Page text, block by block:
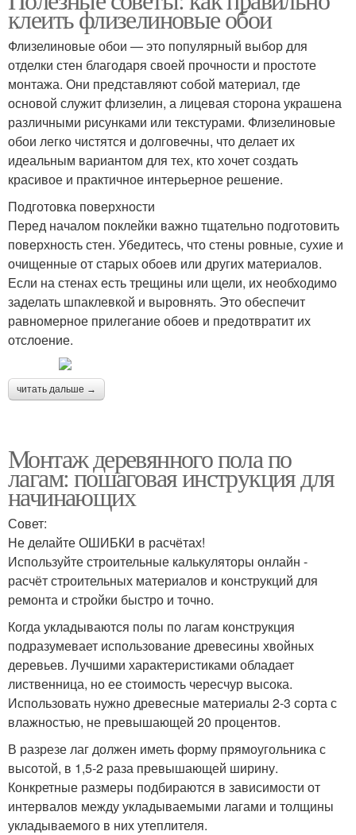
клеить флизелиновые обои
Флизелиновые обои — это популярный выбор для
отделки стен благодаря своей прочности и простоте
монтажа. Они представляют собой материал, где
основой служит флизелин, а лицевая сторона украшена
различными рисунками или текстурами. Флизелиновые
обои легко чистятся и долговечны, что делает их
идеальным вариантом для тех, кто хочет создать
красивое и практичное интерьерное решение.
Подготовка поверхности
Перед началом поклейки важно тщательно подготовить
поверхность стен. Убедитесь, что стены ровные, сухие и
очищенные от старых обоев или других материалов.
Если на стенах есть трещины или щели, их необходимо
заделать шпаклевкой и выровнять. Это обеспечит
равномерное прилегание обоев и предотвратит их
отслоение.
читать дальше →
Монтаж деревянного пола по
лагам: пошаговая инструкция для
начинающих
Совет:
Не делайте ОШИБКИ в расчётах!
Используйте строительные калькуляторы онлайн -
расчёт строительных материалов и конструкций для
ремонта и стройки быстро и точно.
Когда укладываются полы по лагам конструкция
подразумевает использование древесины хвойных
деревьев. Лучшими характеристиками обладает
лиственница, но ее стоимость чересчур высока.
Использовать нужно древесные материалы 2-3 сорта с
влажностью, не превышающей 20 процентов.
В разрезе лаг должен иметь форму прямоугольника с
высотой, в 1,5-2 раза превышающей ширину.
Конкретные размеры подбираются в зависимости от
интервалов между укладываемыми лагами и толщины
укладываемого в них утеплителя.